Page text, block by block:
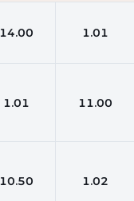
14.00 1.01
1.01 11.00
10.50 1.02